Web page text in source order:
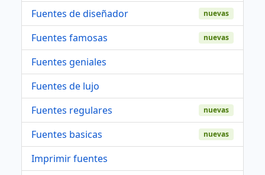
Fuentes de diseñador nuevas
Fuentes famosas nuevas
Fuentes geniales
Fuentes de lujo
Fuentes regulares
nuevas
Fuentes basicas nuevas
Imprimir fuentes